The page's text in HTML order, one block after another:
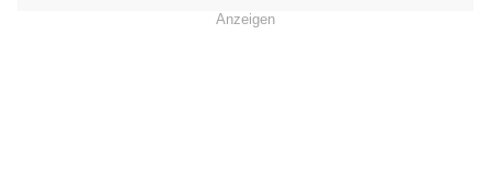
Anzeigen